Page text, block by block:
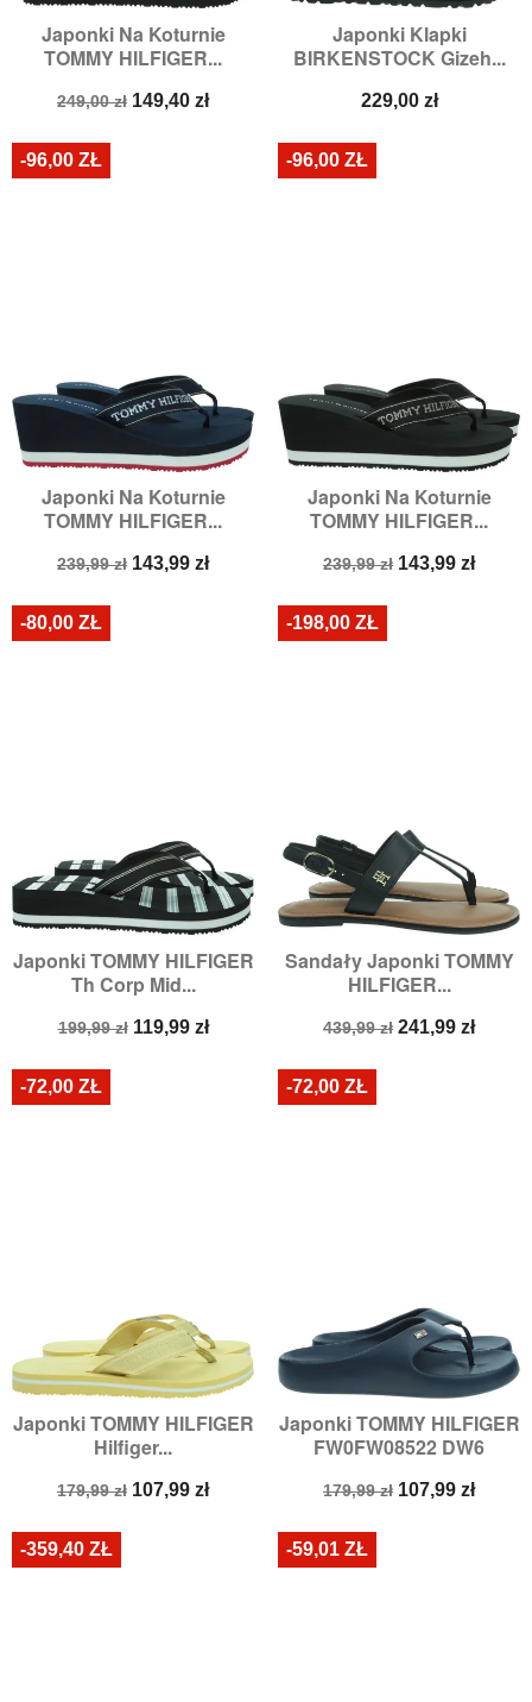
Japonki Na Koturnie
TOMMY HILFIGER...
Cena
249,00 zł Cena
149,40 zł
Japonki Klapki
BIRKENSTOCK Gizeh...
Cena
229,00 zł
Japonki Na Koturnie
TOMMY HILFIGER...
Cena
239,99 zł Cena
143,99 zł
-96,00 ZŁ
Japonki Na Koturnie
TOMMY HILFIGER...
Cena
239,99 zł Cena
143,99 zł
-96,00 ZŁ
Japonki TOMMY HILFIGER
Th Corp Mid...
Cena
199,99 zł Cena
119,99 zł
-80,00 ZŁ
Sandały Japonki TOMMY
HILFIGER...
Cena
439,99 zł Cena
241,99 zł
-198,00 ZŁ
Japonki TOMMY HILFIGER
Hilfiger...
Cena
179,99 zł Cena
107,99 zł
-72,00 ZŁ
Japonki TOMMY HILFIGER
FW0FW08522 DW6
Cena
179,99 zł Cena
107,99 zł
-72,00 ZŁ
-359,40 ZŁ -59,01 ZŁ